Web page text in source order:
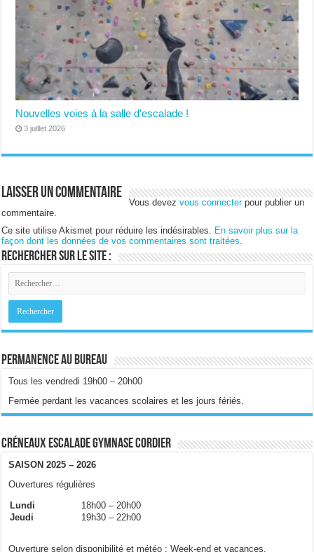
Nouvelles voies à la salle d’escalade !
3 juillet 2026
Laisser un commentaire
Vous devezvous connecterpour publier un
commentaire.
Ce site utilise Akismet pour réduire les indésirables.
En savoir plus sur la
façon dont les données de vos commentaires sont traitées
Rechercher sur le site :
Permanence au bureau
Tous les vendredi 19h00 – 20h00
Fermée perdant les vacances scolaires et les jours fériés.
Créneaux escalade gymnase Cordier
SAISON 2025 – 2026
Ouvertures régulières
Lundi
18h00 – 20h00
Jeudi
19h30 – 22h00
Ouverture selon disponibilité et météo : Week-end et vacances.